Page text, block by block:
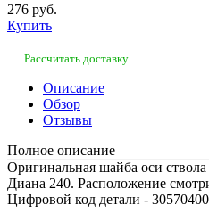
276 руб.
Купить
Рассчитать доставку
Описание
Обзор
Отзывы
Полное описание
Оригинальная шайба оси
Диана 240. Расположение
Цифровой код детали -